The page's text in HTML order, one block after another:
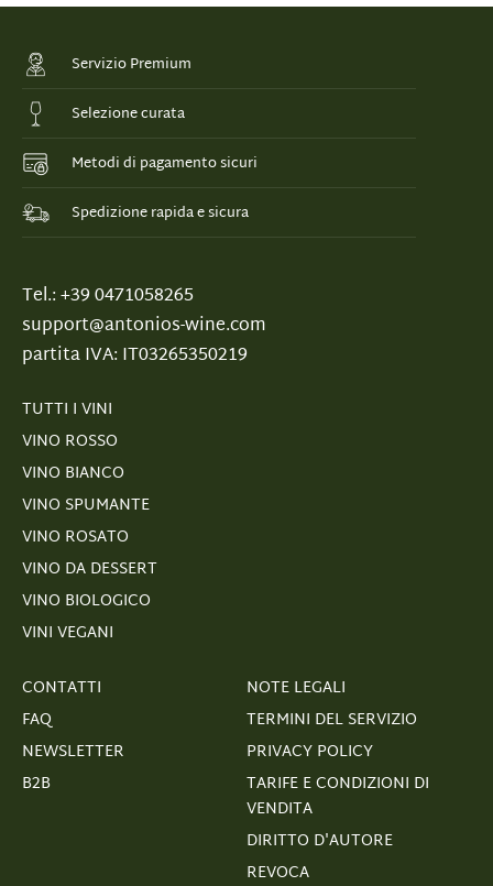
Servizio Premium
Selezione curata
Metodi di pagamento sicuri
Spedizione rapida e sicura
Tel.: +39 0471058265
support@antonios-wine.com
partita IVA: IT03265350219
TUTTI I VINI
VINO ROSSO
VINO BIANCO
VINO SPUMANTE
VINO ROSATO
VINO DA DESSERT
VINO BIOLOGICO
VINI VEGANI
CONTATTI
FAQ
NEWSLETTER
B2B
NOTE LEGALI
TERMINI DEL SERVIZIO
PRIVACY POLICY
TARIFE E CONDIZIONI DI
VENDITA
DIRITTO D'AUTORE
REVOCA